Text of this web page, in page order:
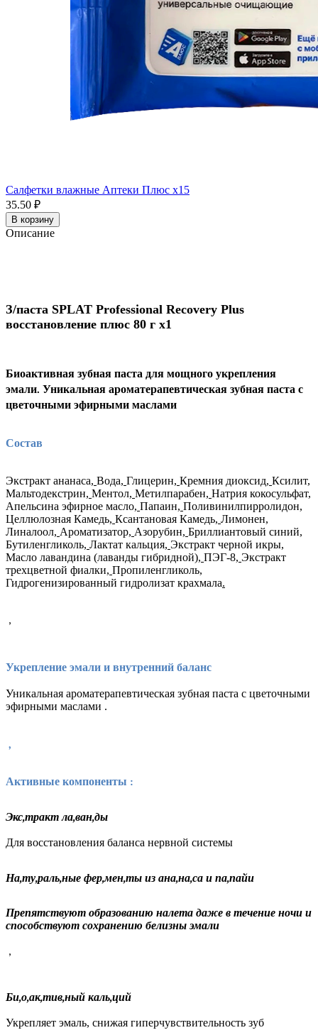
Салфетки влажные Аптеки Плюс x15
35.50 ₽
В корзину
Описание
З/паста SPLAT Professional Recovery Plus
восстановление плюс 80 г x1
Биоактивная зубная паста для мощного укрепления
эмали. Уникальная ароматерапевтическая зубная паста с
цветочными эфирными маслами
Состав
Экстракт ананаса, Вода, Глицерин, Кремния диоксид, Ксилит,
Мальтодекстрин, Ментол, Метилпарабен, Натрия кокосульфат,
Апельсина эфирное масло, Папаин, Поливинилпирролидон,
Целлюлозная Камедь, Ксантановая Камедь, Лимонен,
Линалоол, Ароматизатор, Азорубин, Бриллиантовый синий,
Бутиленгликоль, Лактат кальция, Экстракт черной икры,
Масло лавандина (лаванды гибридной), ПЭГ-8, Экстракт
трехцветной фиалки, Пропиленгликоль,
Гидрогенизированный гидролизат крахмала.
,
Укрепление эмали и внутренний баланс
Уникальная ароматерапевтическая зубная паста с цветочными
эфирными маслами .
,
Активные компоненты :
Экс­,тракт ла­,ван­,ды
Для восстановления баланса нервной системы​
На­,ту­,раль­,ные фер­,мен­,ты из ана­,на­,са и па­,пайи
Препятствуют образованию налета даже в течение ночи и
способствуют сохранению белизны эмали​
,
Би­,о­,ак­,тив­,ный каль­,ций
Укрепляет эмаль, снижая гиперчувствительность зуб